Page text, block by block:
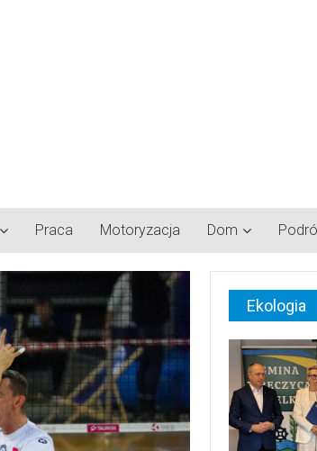
Praca Motoryzacja Dom
Ekologia